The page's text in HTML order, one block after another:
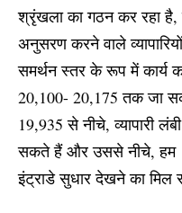
श्रृंखला का गठन कर रहा
अनुसरण करने वाले
समर्थन स्तर के रूप में
20,100- 20,175 तक जा
19,935 से नीचे, व्यापारी
सकते हैं और उससे नीचे, हम
इंट्राडे सुधार देखने का मिल